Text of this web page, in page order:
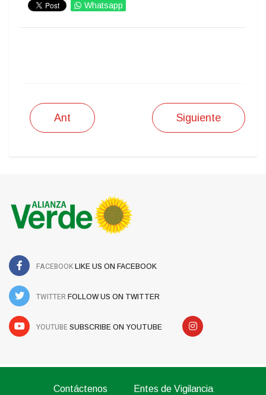
Whatsapp
Ant Siguiente
FACEBOOK LIKE US ON FACEBOOK
TWITTER FOLLOW US ON TWITTER
YOUTUBE SUBSCRIBE ON YOUTUBE
Contáctenos Entes de Vigilancia